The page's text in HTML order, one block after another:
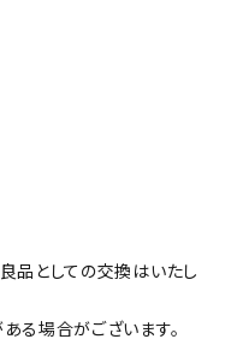
品としての交換はいたし
る場合がございます。